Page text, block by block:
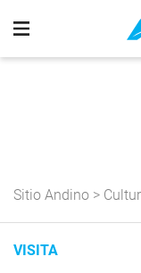
Sitio Andino >
VISITA